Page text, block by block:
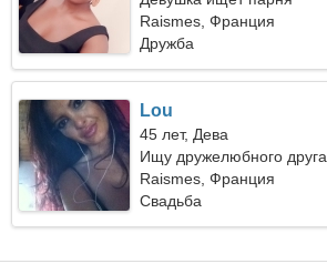
Raismes, Франция
Дружба
Lou
45 лет, Дева
Ищу дружелюбного
Raismes, Франция
Свадьба